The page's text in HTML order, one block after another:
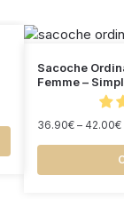
Sacoche
Femme –
36.90€ – 42.00€